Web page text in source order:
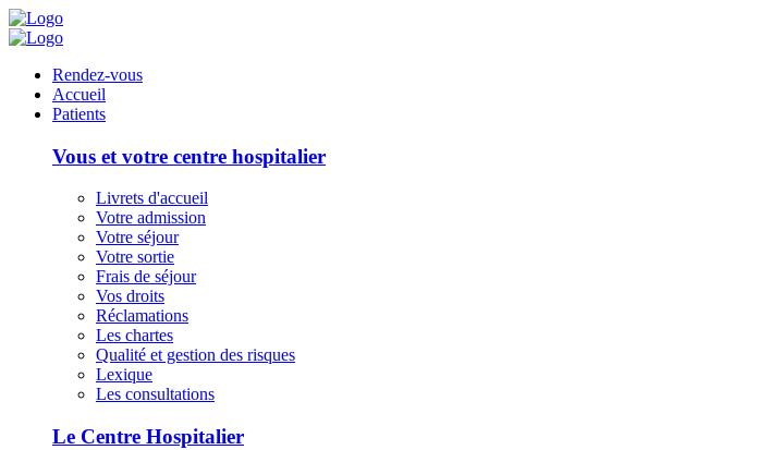
Rendez-vous
Accueil
Patients
Vous et votre centre hospitalier
Livrets d'accueil
Votre admission
Votre séjour
Votre sortie
Frais de séjour
Vos droits
Réclamations
Les chartes
Qualité et gestion des risques
Lexique
Les consultations
Le Centre Hospitalier
Panneau de gestion des cookies